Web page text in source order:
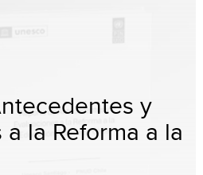
y
la Reforma a la